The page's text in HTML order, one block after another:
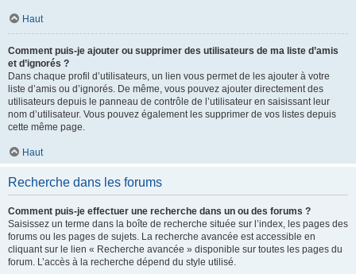
Haut
Comment puis-je ajouter ou supprimer des utilisateurs de ma liste d’amis
et d’ignorés ?
Dans chaque profil d’utilisateurs, un lien vous permet de les ajouter à votre
liste d’amis ou d’ignorés. De même, vous pouvez ajouter directement des
utilisateurs depuis le panneau de contrôle de l’utilisateur en saisissant leur
nom d’utilisateur. Vous pouvez également les supprimer de vos listes depuis
cette même page.
Haut
Recherche dans les forums
Comment puis-je effectuer une recherche dans un ou des forums ?
Saisissez un terme dans la boîte de recherche située sur l’index, les pages des
forums ou les pages de sujets. La recherche avancée est accessible en
cliquant sur le lien « Recherche avancée » disponible sur toutes les pages du
forum. L’accès à la recherche dépend du style utilisé.